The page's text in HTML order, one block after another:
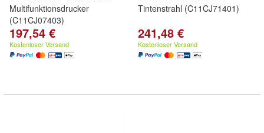
Multifunktionsdrucker
(C11CJ07403)
197,54 €
Kostenloser Versand
Tintenstrahl (C11CJ71401)
241,48 €
Kostenloser Versand